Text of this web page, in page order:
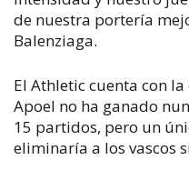
de nuestra portería
Balenziaga.
El Athletic cuenta con
Apoel no ha ganado
15 partidos, pero un
eliminaría a los vascos